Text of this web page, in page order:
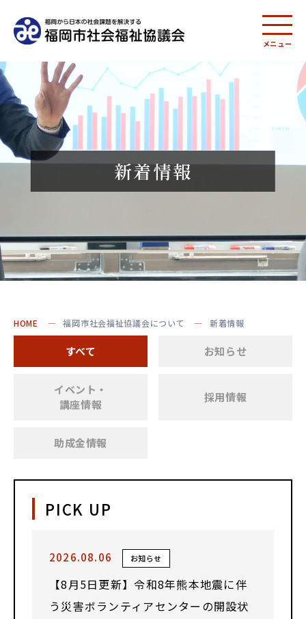
メニュー
新着情報
HOME 福岡市社会福祉協議会について 新着情報
すべて お知らせ
イベント・
講座情報
採用情報
助成金情報
PICK UP
2026.08.06 お知らせ
【8月5日更新】令和8年熊本地震に伴
う災害ボランティアセンターの開設状